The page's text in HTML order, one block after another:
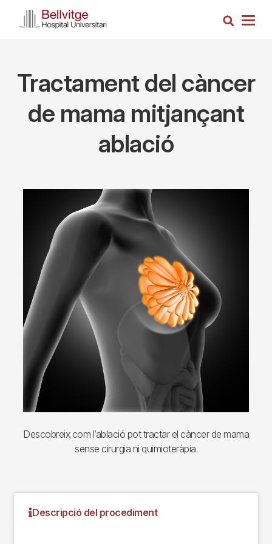
Search
Tractament del càncer
de mama mitjançant
ablació
Descobreix com l’ablació pot tractar el càncer de mama
sense cirurgia ni quimioteràpia.
Descripció del procediment